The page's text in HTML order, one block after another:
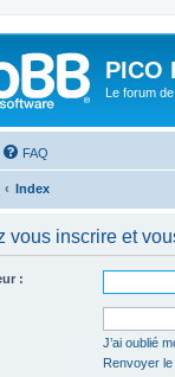
PICO
Le forum
FAQ
Index
vous inscrire et
:
J’ai oublié
Renvoyer le